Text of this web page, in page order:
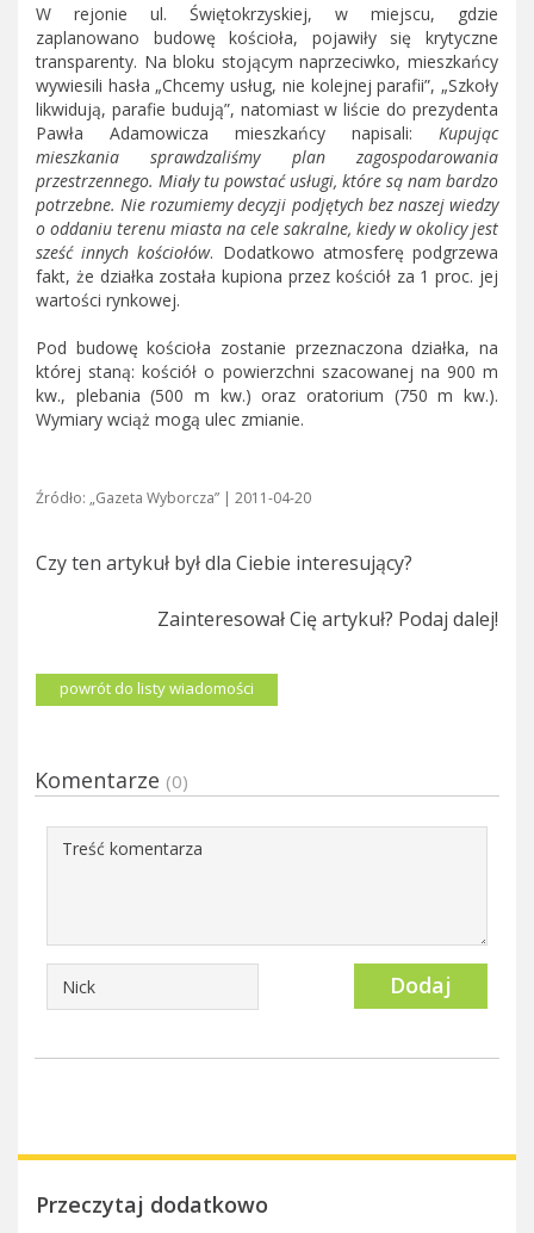
W rejonie ul. Świętokrzyskiej, w miejscu, gdzie
zaplanowano budowę kościoła, pojawiły się krytyczne
transparenty. Na bloku stojącym naprzeciwko, mieszkańcy
wywiesili hasła „Chcemy usług, nie kolejnej parafii”, „Szkoły
likwidują, parafie budują”, natomiast w liście do prezydenta
Pawła Adamowicza mieszkańcy napisali: Kupując
mieszkania sprawdzaliśmy plan zagospodarowania
przestrzennego. Miały tu powstać usługi, które są nam bardzo
potrzebne. Nie rozumiemy decyzji podjętych bez naszej wiedzy
o oddaniu terenu miasta na cele sakralne, kiedy w okolicy jest
sześć innych kościołów. Dodatkowo atmosferę podgrzewa
fakt, że działka została kupiona przez kościół za 1 proc. jej
wartości rynkowej.
Pod budowę kościoła zostanie przeznaczona działka, na
której staną: kościół o powierzchni szacowanej na 900 m
kw., plebania (500 m kw.) oraz oratorium (750 m kw.).
Wymiary wciąż mogą ulec zmianie.
Źródło: „Gazeta Wyborcza” | 2011-04-20
Czy ten artykuł był dla Ciebie interesujący?
Zainteresował Cię artykuł? Podaj dalej!
powrót do listy wiadomości
Komentarze (0)
Dodaj
Przeczytaj dodatkowo